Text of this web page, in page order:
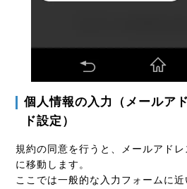
個人情報の入力（メールア
ド設定）
規約の同意を行うと、メールアド
に移動します。
ここでは一般的な入力フォームに